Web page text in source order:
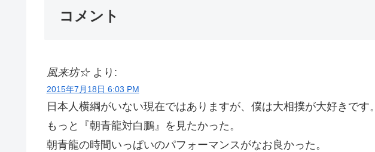
コメント
風来坊☆ より:
2015年7月18日 6:03 PM
日本人横綱がいない現在ではありますが、僕は大相撲が大好きです。
もっと『朝青龍対白鵬』を見たかった。
朝青龍の時間いっぱいのパフォーマンスがなお良かった。